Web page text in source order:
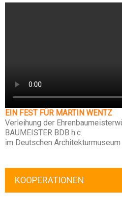
EIN FEST FÜR MARTIN WENTZ
Verleihung der
BAUMEISTER BDB h.c.
im Deutschen
KOOPERATIONEN